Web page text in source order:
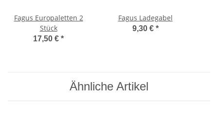
Fagus Europaletten 2
Stück
17,50 € *
Fagus Ladegabel
9,30 € *
Ähnliche Artikel